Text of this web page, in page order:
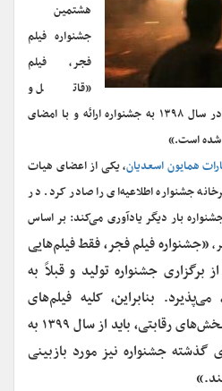
هشتمین
جشنواره فیلم
فجر، فیلم
«قاتل و
وحشی» ساخته حمید نعمت‌الله، در سال ۱۳۹۸ به جشنواره ارائه و با امضای
شده است.»
همایون اسعدیان، یکی از اعضای هیات
جشنواره فیلم فجر۳۸ دبیرخانه جشنواره اطلاعیه‌ای را صادر کرد. در
بار دیگر یادآوری می‌کند: بر اساس
«جشنواره فیلم فجر، فقط فیلم‌هایی
جشنواره تولید و قبلاً به
بنابراین، کلیه فیلم‌های
متقاضی شرکت در هر یک از بخش‌های رقابتی، باید از سال ۱۳۹۹ به
گذشته جشنواره نیز مورد بازبینی